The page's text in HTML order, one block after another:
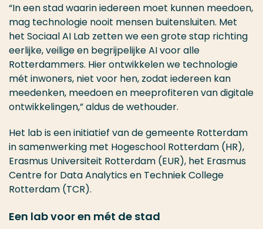
“In een stad waarin iedereen moet kunnen meedoen,
mag technologie nooit mensen buitensluiten. Met
het Sociaal AI Lab zetten we een grote stap richting
eerlijke, veilige en begrijpelijke AI voor alle
Rotterdammers. Hier ontwikkelen we technologie
mét inwoners, niet voor hen, zodat iedereen kan
meedenken, meedoen en meeprofiteren van digitale
ontwikkelingen,” aldus de wethouder.
Het lab is een initiatief van de gemeente Rotterdam
in samenwerking met Hogeschool Rotterdam (HR),
Erasmus Universiteit Rotterdam (EUR), het Erasmus
Centre for Data Analytics en Techniek College
Rotterdam (TCR).
Een lab voor en mét de stad